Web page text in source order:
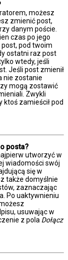
możesz
zmienić post,
danym poście.
czas po jego
post, pod twoim
ostatni raz post
wtedy, jeśli
Jeśli post zmienił
nie zostanie
mogą zostawić
Zwykli
ktoś zamieścił pod
posta?
utworzyć w
wiadomości swój
się w
także domyślnie
zaznaczając
Po uaktywnieniu
usuwając w
z pola Dołącz